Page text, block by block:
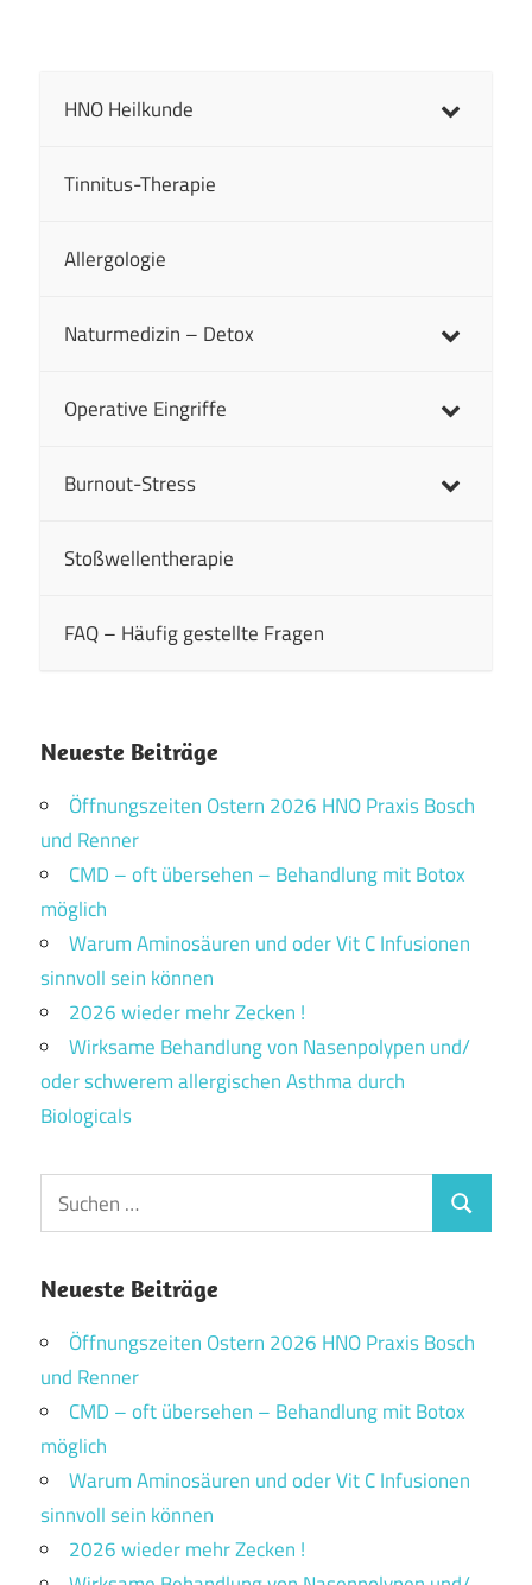
HNO Heilkunde
Tinnitus-Therapie
Allergologie
Naturmedizin – Detox
Operative Eingriffe
Burnout-Stress
Stoßwellentherapie
FAQ – Häufig gestellte Fragen
Neueste Beiträge
Öffnungszeiten Ostern 2026 HNO Praxis Bosch
und Renner
CMD – oft übersehen – Behandlung mit Botox
möglich
Warum Aminosäuren und oder Vit C Infusionen
sinnvoll sein können
2026 wieder mehr Zecken !
Wirksame Behandlung von Nasenpolypen und/
oder schwerem allergischen Asthma durch
Biologicals
Suchen
nach:
Suchen
Neueste Beiträge
Öffnungszeiten Ostern 2026 HNO Praxis Bosch
und Renner
CMD – oft übersehen – Behandlung mit Botox
möglich
Warum Aminosäuren und oder Vit C Infusionen
sinnvoll sein können
2026 wieder mehr Zecken !